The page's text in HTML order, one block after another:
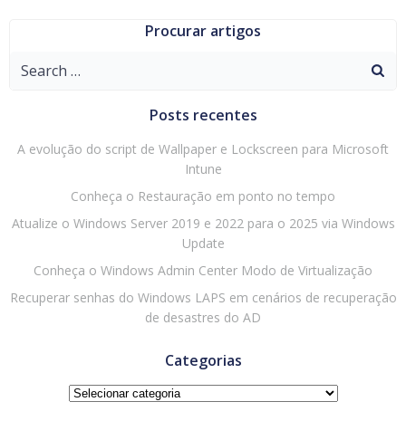
Procurar artigos
Search
Posts recentes
A evolução do script de Wallpaper e Lockscreen para Microsoft
Intune
Conheça o Restauração em ponto no tempo
Atualize o Windows Server 2019 e 2022 para o 2025 via Windows
Update
Conheça o Windows Admin Center Modo de Virtualização
Recuperar senhas do Windows LAPS em cenários de recuperação
de desastres do AD
Categorias
Categorias